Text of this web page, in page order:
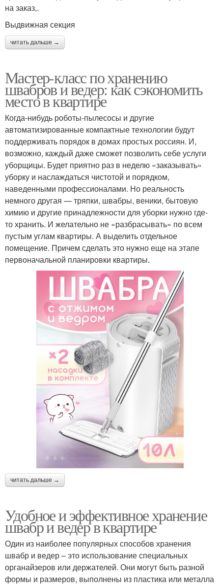
на заказ,.
Выдвижная секция
читать дальше →
Мастер-класс по хранению
швабров и ведер: как сэкономить
место в квартире
Когда-нибудь роботы-пылесосы и другие
автоматизированные компактные технологии будут
поддерживать порядок в домах простых россиян. И,
возможно, каждый даже сможет позволить себе услуги
уборщицы. Будет приятно раз в неделю «заказывать»
уборку и наслаждаться чистотой и порядком,
наведенными профессионалами. Но реальность
немного другая — тряпки, швабры, веники, бытовую
химию и другие принадлежности для уборки нужно где-
то хранить. И желательно не «разбрасывать» по всем
пустым углам квартиры. А выделить отдельное
помещение. Причем сделать это нужно еще на этапе
первоначальной планировки квартиры.
читать дальше →
Удобное и эффективное хранение
швабр и ведер в квартире
Один из наиболее популярных способов хранения
швабр и ведер – это использование специальных
органайзеров или держателей. Они могут быть разной
формы и размеров, выполнены из пластика или металла